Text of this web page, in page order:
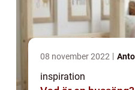
08 november 2022
inspiration